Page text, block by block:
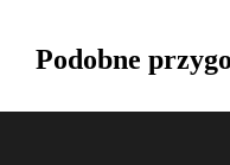
Podobne